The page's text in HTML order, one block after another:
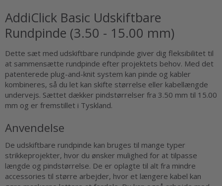
AddiClick Basic Udskiftbare
Rundpinde (3.50 - 15.00 mm)
Dette sæt med udskiftbare rundpinde giver dig fleksibilitet til
at sammensætte rundpinde efter projektets behov. Med det
patenterede plug-and-knit system kan pinde og kabler
kombineres, så du let kan skifte størrelse eller kabellængde
undervejs. Sættet dækker pindstørrelser fra 3.50 mm til 15.00
mm og er fremstillet i Tyskland.
Anvendelse
De udskiftbare rundpinde kan bruges til mange typer
strikkeprojekter, hvor du ønsker mulighed for at tilpasse
længde og pindstørrelse. De er oplagte til alt fra mindre
accessories til større arbejder, hvor et længere kabel kan